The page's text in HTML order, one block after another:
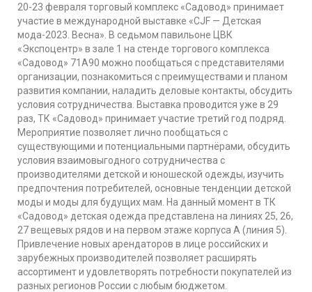
20-23 февраля торговый комплекс «Садовод» принимает
участие в международной выставке «CJF — Детская
мода-2023. Весна». В седьмом павильоне ЦВК
«Экспоцентр» в зале 1 на стенде торгового комплекса
«Садовод» 71А90 можно пообщаться с представителями
организации, познакомиться с преимуществами и планом
развития компании, наладить деловые контакты, обсудить
условия сотрудничества. Выставка проводится уже в 29
раз, ТК «Садовод» принимает участие третий год подряд.
Мероприятие позволяет лично пообщаться с
существующими и потенциальными партнёрами, обсудить
условия взаимовыгодного сотрудничества с
производителями детской и юношеской одежды, изучить
предпочтения потребителей, основные тенденции детской
моды и моды для будущих мам. На данный момент в ТК
«Садовод» детская одежда представлена на линиях 25, 26,
27 вещевых рядов и на первом этаже корпуса А (линия 5).
Привлечение новых арендаторов в лице российских и
зарубежных производителей позволяет расширять
ассортимент и удовлетворять потребности покупателей из
разных регионов России с любым бюджетом.